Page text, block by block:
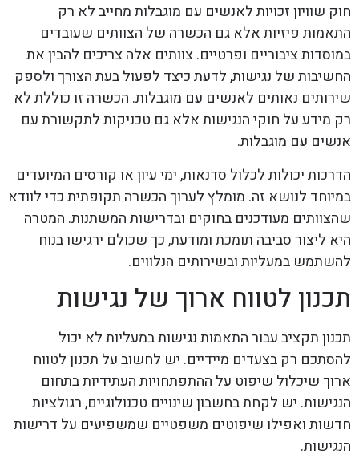
חוק שוויון זכויות לאנשים עם מוגבלות מחייב לא רק
התאמות פיזיות אלא גם הכשרה של הצוותים שעובדים
במוסדות ציבוריים ופרטיים. צוותים אלה צריכים להבין את
החשיבות של נגישות, לדעת כיצד לפעול בעת הצורך ולספק
שירותים נאותים לאנשים עם מוגבלות. הכשרה זו כוללת לא
רק מידע על חוקי הנגישות אלא גם טכניקות לתקשורת עם
אנשים עם מוגבלות.
הדרכות יכולות לכלול סדנאות, ימי עיון או קורסים המיועדים
במיוחד לנושא זה. מומלץ לערוך הכשרה תקופתית כדי לוודא
שהצוותים מעודכנים בחוקים ובדרישות המשתנות. המטרה
היא ליצור סביבה תומכת ומודעת, כך שכולם ירגישו בנוח
להשתמש במעליות ובשירותים הנלווים.
תכנון לטווח ארוך של נגישות
תכנון תקציב עבור התאמות נגישות במעליות לא יכול
להסתכם רק בצעדים מיידיים. יש לחשוב על תכנון לטווח
ארוך שיכלול שיפוט על ההתפתחויות העתידיות בתחום
הנגישות. יש לקחת בחשבון שינויים טכנולוגיים, רגולציות
חדשות ואפילו שיפוטים משפטיים שמשפיעים על דרישות
הנגישות.